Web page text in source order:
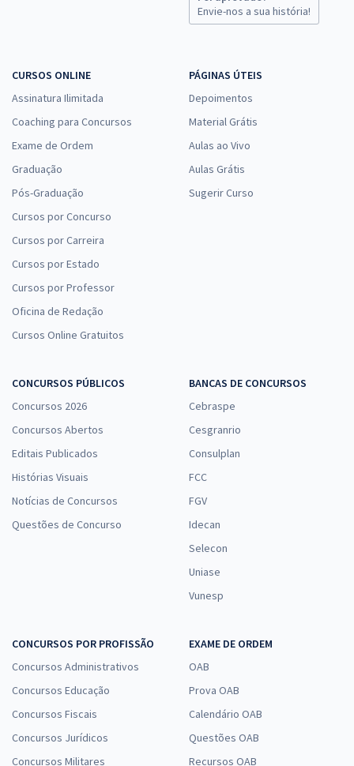
Envie-nos a sua história!
CURSOS ONLINE
Assinatura Ilimitada
Coaching para Concursos
Exame de Ordem
Graduação
Pós-Graduação
Cursos por Concurso
Cursos por Carreira
Cursos por Estado
Cursos por Professor
Oficina de Redação
Cursos Online Gratuitos
PÁGINAS ÚTEIS
Depoimentos
Material Grátis
Aulas ao Vivo
Aulas Grátis
Sugerir Curso
CONCURSOS PÚBLICOS
Concursos 2026
Concursos Abertos
Editais Publicados
Histórias Visuais
Notícias de Concursos
Questões de Concurso
BANCAS DE CONCURSOS
Cebraspe
Cesgranrio
Consulplan
FCC
FGV
Idecan
Selecon
Uniase
Vunesp
CONCURSOS POR PROFISSÃO
Concursos Administrativos
Concursos Educação
Concursos Fiscais
Concursos Jurídicos
Concursos Militares
EXAME DE ORDEM
OAB
Prova OAB
Calendário OAB
Questões OAB
Recursos OAB